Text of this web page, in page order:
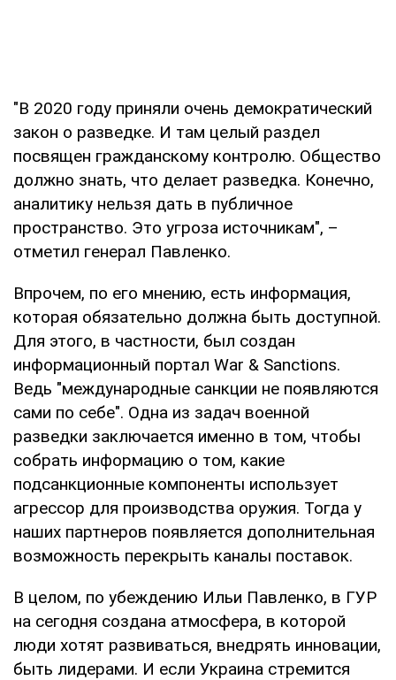
"В 2020 году приняли очень демократический
закон о разведке. И там целый раздел
посвящен гражданскому контролю. Общество
должно знать, что делает разведка. Конечно,
аналитику нельзя дать в публичное
пространство. Это угроза источникам", –
отметил генерал Павленко.
Впрочем, по его мнению, есть информация,
которая обязательно должна быть доступной.
Для этого, в частности, был создан
информационный портал War & Sanctions.
Ведь "международные санкции не появляются
сами по себе". Одна из задач военной
разведки заключается именно в том, чтобы
собрать информацию о том, какие
подсанкционные компоненты использует
агрессор для производства оружия. Тогда у
наших партнеров появляется дополнительная
возможность перекрыть каналы поставок.
В целом, по убеждению Ильи Павленко, в ГУР
на сегодня создана атмосфера, в которой
люди хотят развиваться, внедрять инновации,
быть лидерами. И если Украина стремится